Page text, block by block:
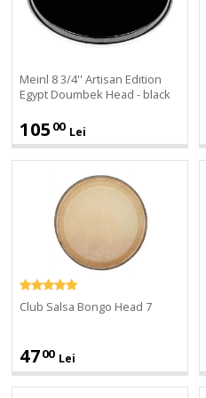
Edition
Head
Meinl 8 3/4'' Artisan Edition
Egypt Doumbek Head - black
105 00 Lei
Club Salsa Bongo Head 7
4700 Lei